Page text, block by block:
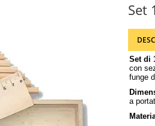
Set
Set di
con
funge
a